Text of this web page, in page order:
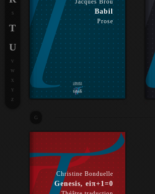
Jacques Brou
Babil
Prose
G
Christine Bonduelle
Genesis, eiπ+1=0
S
T
U
V
W
X
Y
Z